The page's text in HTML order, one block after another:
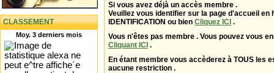
CLASSEMENT
Moy. 3 derniers mois
Si vous avez déjà un accès membre .
Veuillez vous identifier sur la page d'accueil en
IDENTIFICATION ou bien Cliquez ICI .
Vous n'êtes pas membre . Vous pouvez vous
Cliquant ICI .
En étant membre vous accèderez à TOUS les
aucune restriction .